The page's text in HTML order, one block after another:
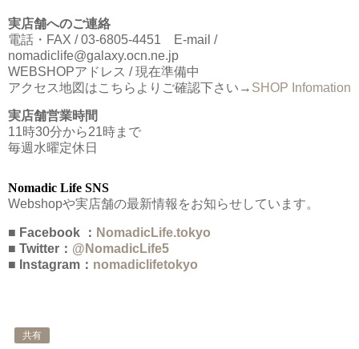
実店舗へのご連絡
電話・FAX / 03-6805-4451 E-mail /
nomadiclife@galaxy.ocn.ne.jp
WEBSHOPアドレス / 現在準備中
アクセス地図はこちらよりご確認下さい→ SHOP Infomation
実店舗営業時間
11時30分から21時まで
毎週水曜定休日
Nomadic Life SNS
Webshopや実店舗の最新情報をお知らせしています。
■ Facebook ： NomadicLife.tokyo
■ Twitter： @NomadicLife5
■ Instagram： nomadiclifetokyo
共有